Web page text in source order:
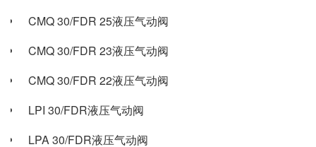
CMQ 30/FDR 25液压气动阀
CMQ 30/FDR 23液压气动阀
CMQ 30/FDR 22液压气动阀
LPI 30/FDR液压气动阀
LPA 30/FDR液压气动阀